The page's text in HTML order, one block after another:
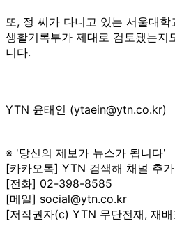
또, 정 씨가 다니고 있는 서울대
생활기록부가 제대로 검토됐는지
니다.
YTN 윤태인 (ytaein@ytn.co.kr)
※ '당신의 제보가 뉴스가 됩니다'
[카카오톡] YTN 검색해 채널 추가
[전화] 02-398-8585
[메일] social@ytn.co.kr
[저작권자(c) YTN 무단전재, 재